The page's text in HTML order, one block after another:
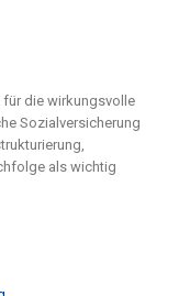
für die wirkungsvolle
Sozialversicherung
als wichtig